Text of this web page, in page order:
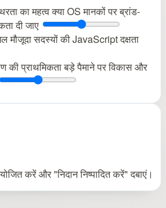
का महत्वक्या OS मानकों पर ब्रांड-
दी जाए
मौजूदा सदस्यों की JavaScript दक्षता
की प्राथमिकताबड़े पैमाने पर विकास और
करें और "निदान निष्पादित करें" दबाएं।